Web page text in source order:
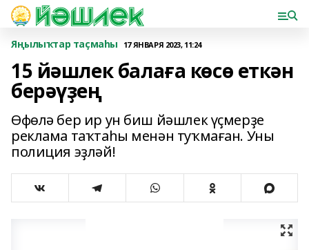
Яңылыҡтар таҫмаһы 17 ЯНВАРЯ 2023, 11:24
15 йәшлек балаға көсө еткән
берәүҙең
Өфөлә бер ир ун биш йәшлек үҫмерҙе
реклама таҡтаһы менән туҡмаған. Уны
полиция эҙләй!